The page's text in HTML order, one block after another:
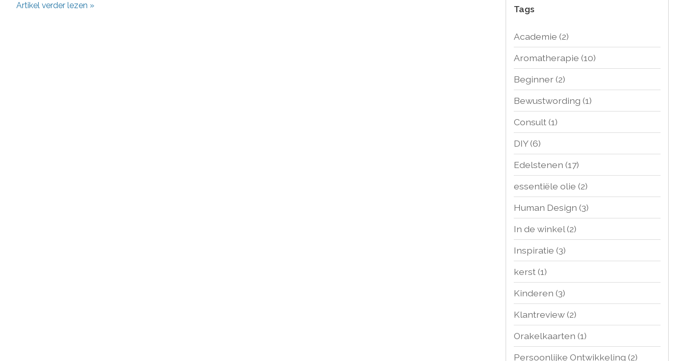
Artikel verder lezen » Tags
Academie (2)
Aromatherapie (10)
Beginner(2)
Bewustwording (1)
Consult(1)
DIY(6)
Edelstenen (17)
essentiële olie (2)
Human Design (3)
In de winkel(2)
Inspiratie (3)
kerst(1)
Kinderen (3)
Klantreview(2)
Orakelkaarten (1)
Persoonlijke Ontwikkeling (2)